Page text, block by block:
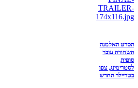
הסרט האלמנה
השחורה עובר
סופית
לסטרימינג, צפו
בטריילר החדש